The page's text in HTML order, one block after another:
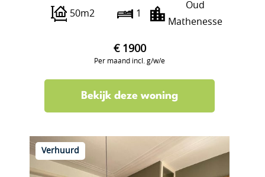
50m2 1
Oud
Mathenesse
€ 1900
Per maand incl. g/w/e
Bekijk deze woning
Verhuurd